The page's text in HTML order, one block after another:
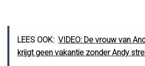
LEES OOK: VIDEO: De vrouw van
krijgt geen vakantie zonder Andy